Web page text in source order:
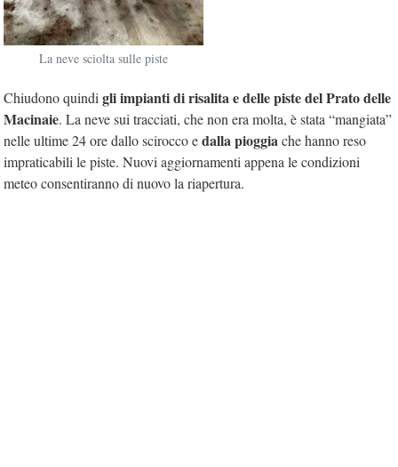
La neve sciolta sulle piste
Chiudono quindi gli impianti di risalita e delle piste del Prato delle
Macinaie. La neve sui tracciati, che non era molta, è stata “mangiata”
nelle ultime 24 ore dallo scirocco edalla pioggiache hanno reso
impraticabili le piste. Nuovi aggiornamenti appena le condizioni
meteo consentiranno di nuovo la riapertura.